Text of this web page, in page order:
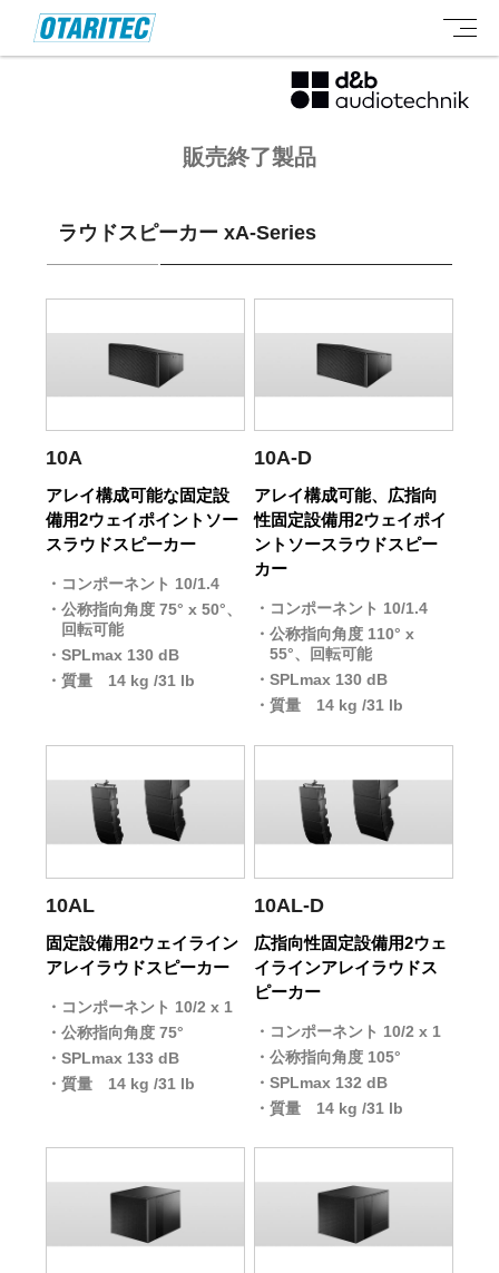
販売終了製品
ラウドスピーカー xA-Series
10A
アレイ構成可能な固定設
備用2ウェイポイントソー
スラウドスピーカー
コンポーネント 10/1.4
公称指向角度 75° x 50°、
回転可能
SPLmax 130 dB
質量 14 kg /31 lb
10A-D
アレイ構成可能、広指向
性固定設備用2ウェイポイ
ントソースラウドスピー
カー
コンポーネント 10/1.4
公称指向角度 110° x
55°、回転可能
SPLmax 130 dB
質量 14 kg /31 lb
10AL
固定設備用2ウェイライン
アレイラウドスピーカー
コンポーネント 10/2 x 1
公称指向角度 75°
SPLmax 133 dB
質量 14 kg /31 lb
10AL-D
広指向性固定設備用2ウェ
イラインアレイラウドス
ピーカー
コンポーネント 10/2 x 1
公称指向角度 105°
SPLmax 132 dB
質量 14 kg /31 lb